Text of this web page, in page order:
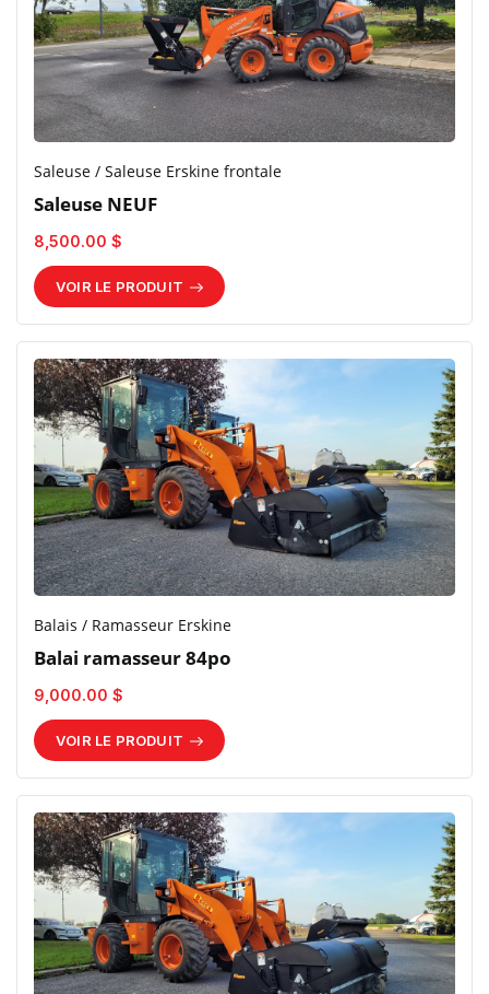
Saleuse / Saleuse Erskine frontale
Saleuse NEUF
8,500.00 $
VOIR LE PRODUIT
Balais / Ramasseur Erskine
Balai ramasseur 84po
9,000.00 $
VOIR LE PRODUIT